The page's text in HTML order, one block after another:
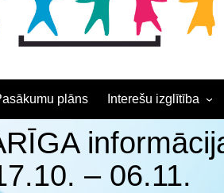
plāns Interešu izglītība
Pulciņu apraksti un
elektroniskā
Nodarbību laiki
– 06.11.